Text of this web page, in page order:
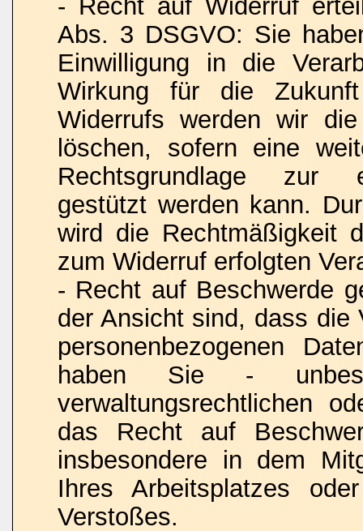
- Recht auf Widerruf
Abs. 3 DSGVO: Sie
Einwilligung in die
Wirkung für die
Widerrufs werden wir
löschen, sofern eine
Rechtsgrundlage zur
gestützt werden kann.
wird die Rechtmäßigkeit
zum Widerruf erfolgten
- Recht auf Beschwerde
der Ansicht sind, dass die
personenbezogenen
haben Sie -
verwaltungsrechtlichen
das Recht auf
insbesondere in dem
Ihres Arbeitsplatzes
Verstoßes.